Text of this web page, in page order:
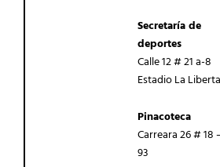
Secretaría de
deportes
Calle 12 # 21 a-8
Estadio La
Pinacoteca
Carreara 26 # 18
93